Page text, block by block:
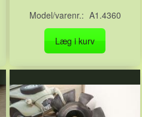
Model/varenr.: A1.4360
Læg i kurv